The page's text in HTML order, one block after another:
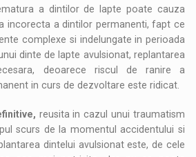
a dintilor de lapte poate cauza
incorecta a dintilor permanenti, fapt ce
complexe si indelungate in perioada
dinte de lapte avulsionat, replantarea
deoarece riscul de ranire a
in curs de dezvoltare este ridicat.
reusita in cazul unui traumatism
scurs de la momentul accidentului si
dintelui avulsionat este, de cele